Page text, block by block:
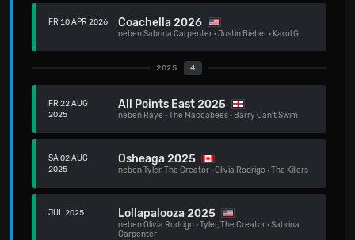
FR 10 APR 2026 Coachella 2026
nebenSabrina Carpenter·Justin Bieber· Karol G
2025 4
FR 22 AUG
2025
All Points East 2025
neben Raye ·The Maccabees· Barry Can't Swim
SA 02 AUG
2025
Osheaga 2025
nebenTyler, The Creator·Olivia Rodrigo ·The Killers
JUL 2025 Lollapalooza 2025
nebenOlivia Rodrigo ·Tyler, The Creator·Sabrina
Carpenter